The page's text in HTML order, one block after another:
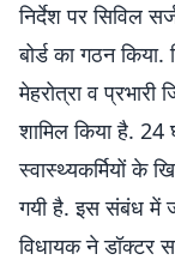
निर्देश पर सिविल
बोर्ड का गठन
मेहरोत्रा व प्रभारी
शामिल किया है.
स्वास्थ्यकर्मियों के
गयी है. इस संबंध में
विधायक ने डॉक्टर